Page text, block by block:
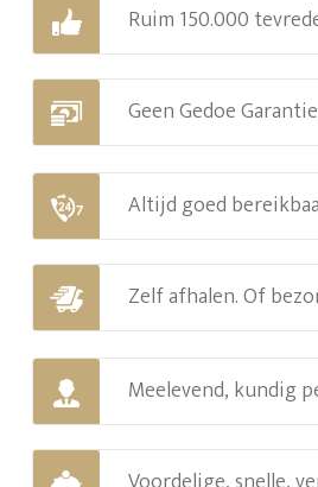
Ruim 150.000
Geen Gedoe
Altijd goed
Zelf afhalen. Of
Meelevend, kundig